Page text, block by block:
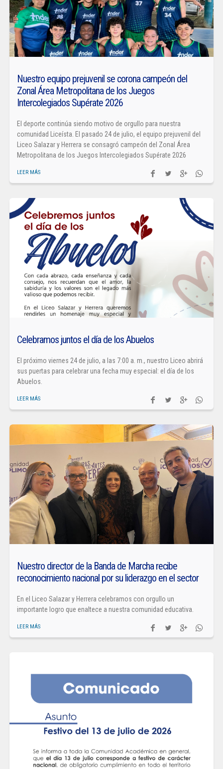
Nuestro equipo prejuvenil se corona campeón del
Zonal Área Metropolitana de los Juegos
Intercolegiados Supérate 2026
El deporte continúa siendo motivo de orgullo para nuestra
comunidad Liceísta. El pasado 24 de julio, el equipo prejuvenil del
Liceo Salazar y Herrera se consagró campeón del Zonal Área
Metropolitana de los Juegos Intercolegiados Supérate 2026
LEER MÁS
Celebramos juntos el día de los Abuelos
El próximo viernes 24 de julio, a las 7:00 a. m., nuestro Liceo abrirá
sus puertas para celebrar una fecha muy especial: el día de los
Abuelos.
LEER MÁS
Nuestro director de la Banda de Marcha recibe
reconocimiento nacional por su liderazgo en el sector
En el Liceo Salazar y Herrera celebramos con orgullo un
importante logro que enaltece a nuestra comunidad educativa.
LEER MÁS